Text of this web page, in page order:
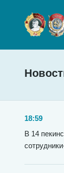
18:59
В 14